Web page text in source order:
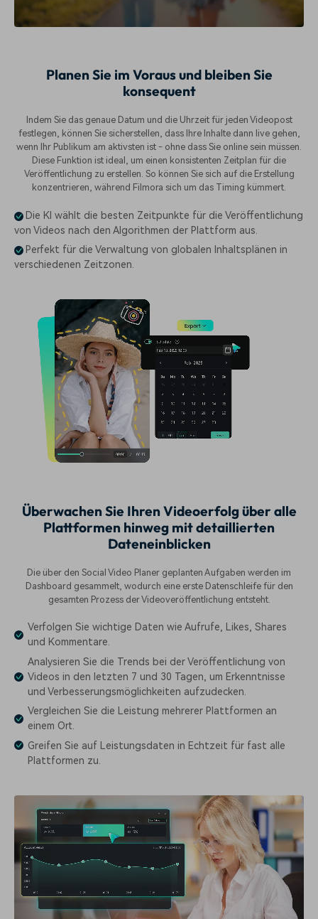
Planen Sie im Voraus und bleiben Sie
konsequent
Indem Sie das genaue Datum und die Uhrzeit für jeden Videopost
festlegen, können Sie sicherstellen, dass Ihre Inhalte dann live gehen,
wenn Ihr Publikum am aktivsten ist - ohne dass Sie online sein müssen.
Diese Funktion ist ideal, um einen konsistenten Zeitplan für die
Veröffentlichung zu erstellen. So können Sie sich auf die Erstellung
konzentrieren, während Filmora sich um das Timing kümmert.
Die KI wählt die besten Zeitpunkte für die Veröffentlichung
von Videos nach den Algorithmen der Plattform aus.
Perfekt für die Verwaltung von globalen Inhaltsplänen in
verschiedenen Zeitzonen.
Überwachen Sie Ihren Videoerfolg über alle
Plattformen hinweg mit detaillierten
Dateneinblicken
Die über den Social Video Planer geplanten Aufgaben werden im
Dashboard gesammelt, wodurch eine erste Datenschleife für den
gesamten Prozess der Videoveröffentlichung entsteht.
Verfolgen Sie wichtige Daten wie Aufrufe, Likes, Shares
und Kommentare.
Analysieren Sie die Trends bei der Veröffentlichung von
Videos in den letzten 7 und 30 Tagen, um Erkenntnisse
und Verbesserungsmöglichkeiten aufzudecken.
Vergleichen Sie die Leistung mehrerer Plattformen an
einem Ort.
Greifen Sie auf Leistungsdaten in Echtzeit für fast alle
Plattformen zu.